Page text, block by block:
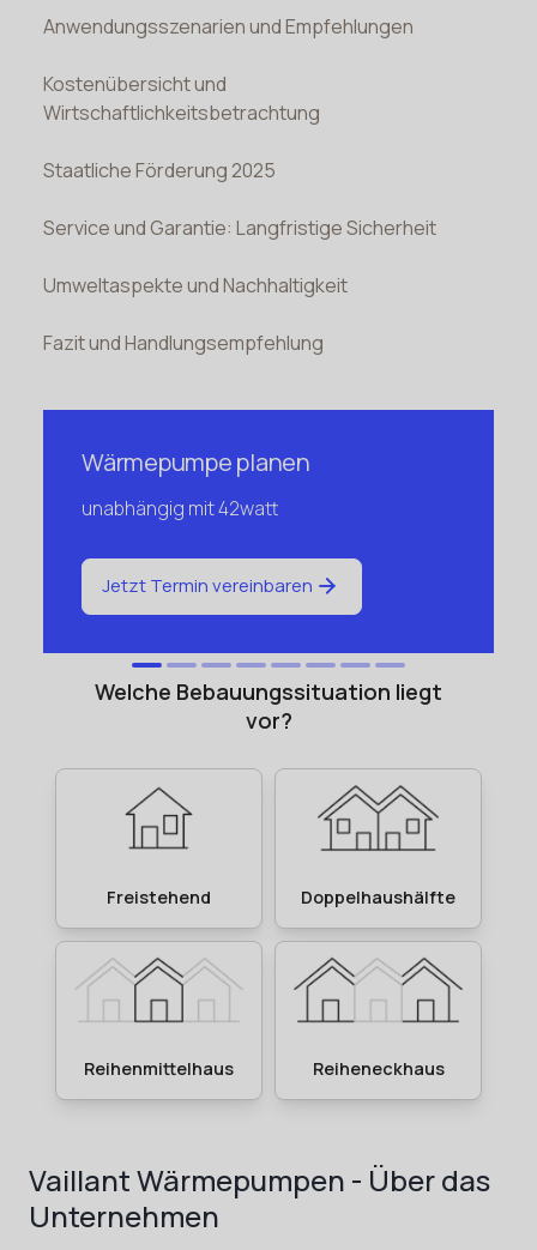
Anwendungsszenarien und Empfehlungen
Kostenübersicht und
Wirtschaftlichkeitsbetrachtung
Staatliche Förderung 2025
Service und Garantie: Langfristige Sicherheit
Umweltaspekte und Nachhaltigkeit
Fazit und Handlungsempfehlung
Wärmepumpe planen
unabhängig mit 42watt
Jetzt Termin vereinbaren
Vaillant Wärmepumpen - Über das
Unternehmen